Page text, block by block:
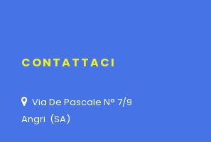
CONTATTACI
Via De Pascale N° 7/9
Angri (SA)